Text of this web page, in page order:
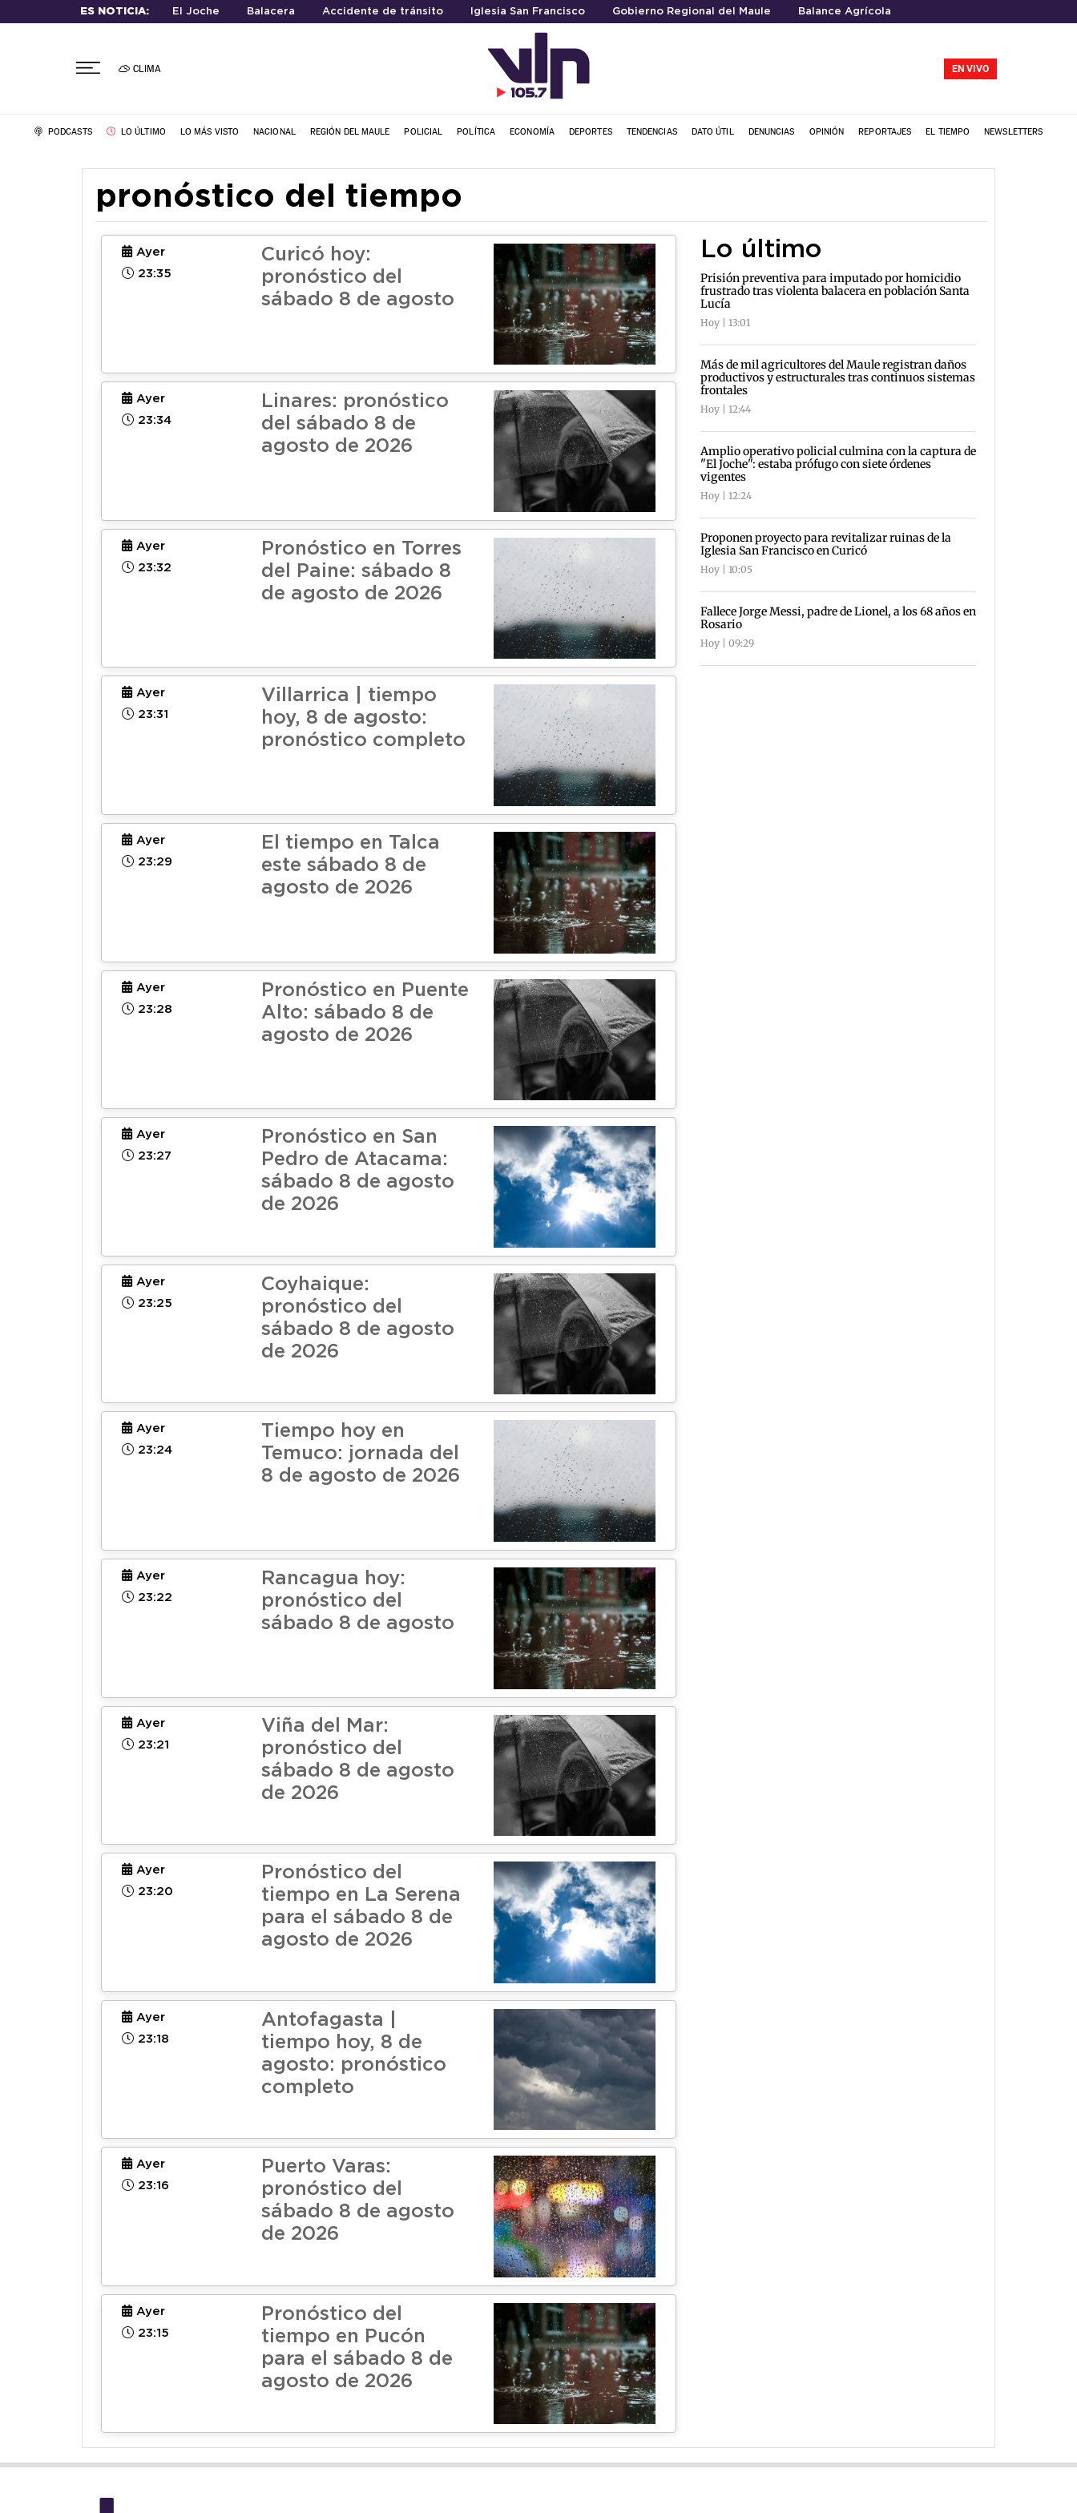
ES NOTICIA: El Joche Balacera Accidente de tránsito Iglesia San Francisco Gobierno Regional del Maule Balance Agrícola
CLIMA EN VIVO
PODCASTS LO ÚLTIMO LO MÁS VISTO NACIONAL REGIÓN DEL MAULE POLICIAL POLÍTICA ECONOMÍA DEPORTES TENDENCIAS DATO ÚTIL DENUNCIAS OPINIÓN REPORTAJES EL TIEMPO NEWSLETTERS
pronóstico del tiempo
Ayer
23:35
Curicó hoy:
pronóstico del
sábado 8 de agosto
Ayer
23:34
Linares: pronóstico
del sábado 8 de
agosto de 2026
Ayer
23:32
Pronóstico en Torres
del Paine: sábado 8
de agosto de 2026
Ayer
23:31
Villarrica | tiempo
hoy, 8 de agosto:
pronóstico completo
Ayer
23:29
El tiempo en Talca
este sábado 8 de
agosto de 2026
Ayer
23:28
Pronóstico en Puente
Alto: sábado 8 de
agosto de 2026
Ayer
23:27
Pronóstico en San
Pedro de Atacama:
sábado 8 de agosto
de 2026
Ayer
23:25
Coyhaique:
pronóstico del
sábado 8 de agosto
de 2026
Ayer
23:24
Tiempo hoy en
Temuco: jornada del
8 de agosto de 2026
Ayer
23:22
Rancagua hoy:
pronóstico del
sábado 8 de agosto
Ayer
23:21
Viña del Mar:
pronóstico del
sábado 8 de agosto
de 2026
Ayer
23:20
Pronóstico del
tiempo en La Serena
para el sábado 8 de
agosto de 2026
Ayer
23:18
Antofagasta |
tiempo hoy, 8 de
agosto: pronóstico
completo
Ayer
23:16
Puerto Varas:
pronóstico del
sábado 8 de agosto
de 2026
Ayer
23:15
Pronóstico del
tiempo en Pucón
para el sábado 8 de
agosto de 2026
Lo último
Prisión preventiva para imputado por homicidio
frustrado tras violenta balacera en población Santa
Lucía
Hoy | 13:01
Más de mil agricultores del Maule registran daños
productivos y estructurales tras continuos sistemas
frontales
Hoy | 12:44
Amplio operativo policial culmina con la captura de
"El Joche": estaba prófugo con siete órdenes
vigentes
Hoy | 12:24
Proponen proyecto para revitalizar ruinas de la
Iglesia San Francisco en Curicó
Hoy | 10:05
Fallece Jorge Messi, padre de Lionel, a los 68 años en
Rosario
Hoy | 09:29